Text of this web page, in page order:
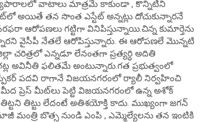
వాటాలు మాత్రమే కాకుండా , కొన్నిటిని
అయితే తన సొంత ఎస్టేట్ అన్నట్లు దోచుకున్నారనే
ఆరోపణలు గట్టిగా వినిపిస్తున్నాయి.చిన్న కుమార్తెను
వైసీపీ నేతలే ఆరోపిస్తున్నారు. ఈ ఆరోపణలే మొన్నటి
ఎన్నడూ లేనంతగా ప్రత్యర్ధి అదితి
అవినీతి ఫలితమే అంటున్నారు.గత ప్రభుత్వంలో
పదవి రాగానే విజయనగరంలో ర్యాలీ నిర్వహించి
ప్రెస్ మీట్‌లు పెట్టి విజయనగరంలో ఉన్న అశోక్
తిట్టు లేదంటే అతిశయోక్తి కాదు. ముఖ్యంగా జగన్
మంత్రి బొత్స నుండి ఎంపి , ఎమ్మెల్యేలను తన ఇంటికి